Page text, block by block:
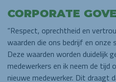
CORPORATE
“Respect, oprechtheid en
waarden die ons bedrijf en
Deze waarden worden duidelijk
medewerkers en ik neem de tijd
nieuwe medewerker. Dit draagt